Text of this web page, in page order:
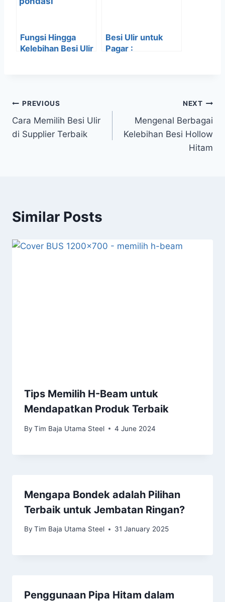
Fungsi Hingga
Kelebihan Besi Ulir
Besi Ulir untuk
Pagar :
PREVIOUS
Cara Memilih Besi Ulir
di Supplier Terbaik
NEXT
Mengenal Berbagai
Kelebihan Besi Hollow
Hitam
Similar Posts
Tips Memilih H-Beam untuk
Mendapatkan Produk Terbaik
By Tim Baja Utama Steel 4 June 2024
Mengapa Bondek adalah Pilihan
Terbaik untuk Jembatan Ringan?
By Tim Baja Utama Steel 31 January 2025
Penggunaan Pipa Hitam dalam